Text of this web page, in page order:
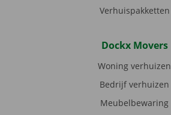
Verhuispakketten
Dockx Movers
Woning verhuizen
Bedrijf verhuizen
Meubelbewaring